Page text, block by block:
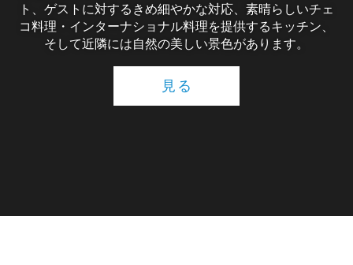
ト、ゲストに対するきめ細やかな対応、素晴らしいチェ
コ料理・インターナショナル料理を提供するキッチン、
そして近隣には自然の美しい景色があります。
見る